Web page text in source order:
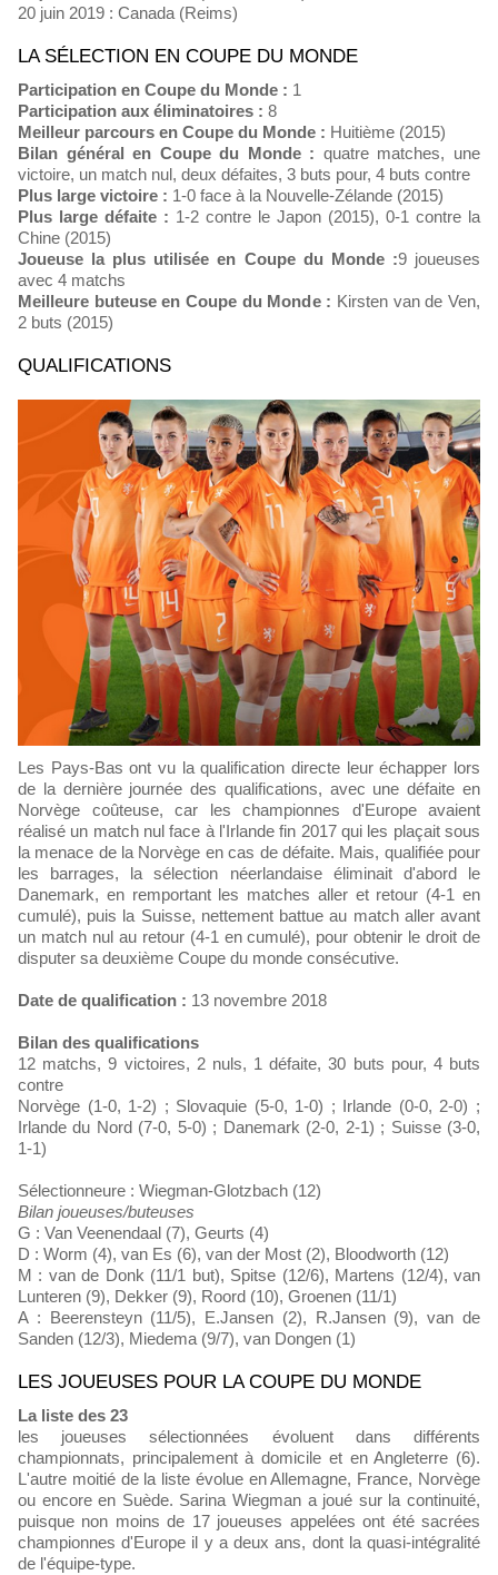
20 juin 2019 : Canada (Reims)
LA SÉLECTION EN COUPE DU MONDE
Participation en Coupe du Monde : 1
Participation aux éliminatoires : 8
Meilleur parcours en Coupe du Monde : Huitième (2015)
Bilan général en Coupe du Monde : quatre matches, une
victoire, un match nul, deux défaites, 3 buts pour, 4 buts contre
Plus large victoire : 1-0 face à la Nouvelle-Zélande (2015)
Plus large défaite : 1-2 contre le Japon (2015), 0-1 contre la
Chine (2015)
Joueuse la plus utilisée en Coupe du Monde :9 joueuses
avec 4 matchs
Meilleure buteuse en Coupe du Monde : Kirsten van de Ven,
2 buts (2015)
QUALIFICATIONS
Les Pays-Bas ont vu la qualification directe leur échapper lors
de la dernière journée des qualifications, avec une défaite en
Norvège coûteuse, car les championnes d'Europe avaient
réalisé un match nul face à l'Irlande fin 2017 qui les plaçait sous
la menace de la Norvège en cas de défaite. Mais, qualifiée pour
les barrages, la sélection néerlandaise éliminait d'abord le
Danemark, en remportant les matches aller et retour (4-1 en
cumulé), puis la Suisse, nettement battue au match aller avant
un match nul au retour (4-1 en cumulé), pour obtenir le droit de
disputer sa deuxième Coupe du monde consécutive.
Date de qualification : 13 novembre 2018
Bilan des qualifications
12 matchs, 9 victoires, 2 nuls, 1 défaite, 30 buts pour, 4 buts
contre
Norvège (1-0, 1-2) ; Slovaquie (5-0, 1-0) ; Irlande (0-0, 2-0) ;
Irlande du Nord (7-0, 5-0) ; Danemark (2-0, 2-1) ; Suisse (3-0,
1-1)
Sélectionneure : Wiegman-Glotzbach (12)
Bilan joueuses/buteuses
G : Van Veenendaal (7), Geurts (4)
D : Worm (4), van Es (6), van der Most (2), Bloodworth (12)
M : van de Donk (11/1 but), Spitse (12/6), Martens (12/4), van
Lunteren (9), Dekker (9), Roord (10), Groenen (11/1)
A : Beerensteyn (11/5), E.Jansen (2), R.Jansen (9), van de
Sanden (12/3), Miedema (9/7), van Dongen (1)
LES JOUEUSES POUR LA COUPE DU MONDE
La liste des 23
les joueuses sélectionnées évoluent dans différents
championnats, principalement à domicile et en Angleterre (6).
L'autre moitié de la liste évolue en Allemagne, France, Norvège
ou encore en Suède. Sarina Wiegman a joué sur la continuité,
puisque non moins de 17 joueuses appelées ont été sacrées
championnes d'Europe il y a deux ans, dont la quasi-intégralité
de l'équipe-type.